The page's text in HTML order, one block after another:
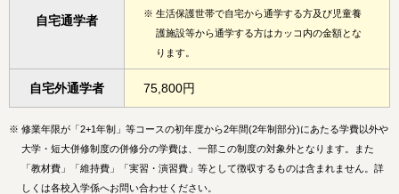
自宅通学者 ※ 生活保護世帯で自宅から通学する方及び児童養
護施設等から通学する方はカッコ内の金額とな
ります。
自宅外通学者 75,800円
※ 修業年限が「2+1年制」等コースの初年度から2年間(2年制部分)にあたる学費以外や
大学・短大併修制度の併修分の学費は、一部この制度の対象外となります。また
「教材費」「維持費」「実習・演習費」等として徴収するものは含まれません。詳
しくは各校入学係へお問い合わせください。